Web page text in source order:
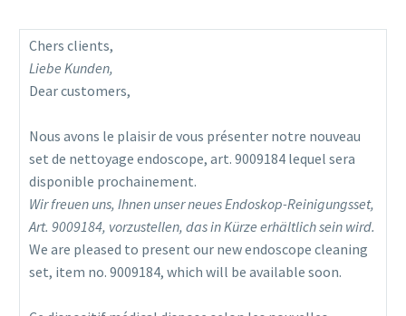
Chers clients,
Liebe Kunden,
Dear customers,
Nous avons le plaisir de vous présenter notre nouveau
set de nettoyage endoscope, art. 9009184 lequel sera
disponible prochainement.
Wir freuen uns, Ihnen unser neues Endoskop-Reinigungsset,
Art. 9009184, vorzustellen, das in Kürze erhältlich sein wird.
We are pleased to present our new endoscope cleaning
set, item no. 9009184, which will be available soon.